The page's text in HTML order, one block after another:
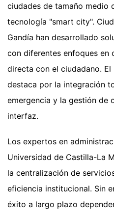
ciudades de tamaño medio
tecnología "smart city".
Gandía han desarrollado
con diferentes enfoques en
directa con el ciudadano. El
destaca por la integración
emergencia y la gestión de
interfaz.
Los expertos en
Universidad de Castilla-La
la centralización de
eficiencia institucional. Sin
éxito a largo plazo